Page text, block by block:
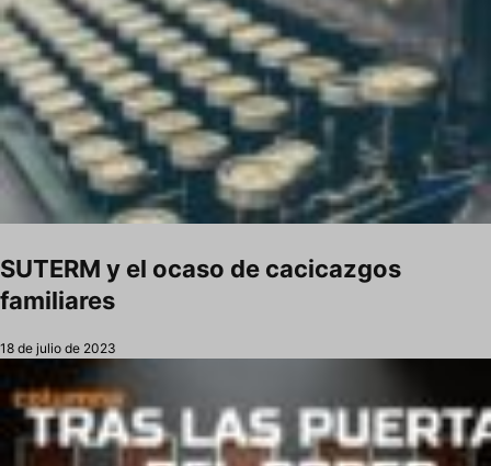
SUTERM y el ocaso de cacicazgos
familiares
18 de julio de 2023